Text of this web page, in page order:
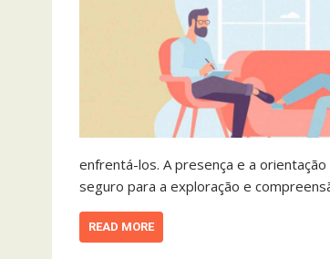
enfrentá-los. A presença e a
seguro para a exploração e
READ MORE